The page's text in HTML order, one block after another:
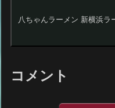
八ちゃんラーメン 新横浜ラ
コメント